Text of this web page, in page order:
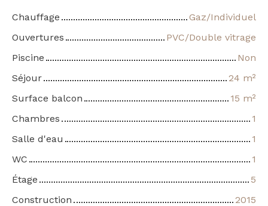
Chauffage
Gaz/Individuel
Ouvertures
PVC/Double vitrage
Piscine
Non
Séjour
24 m²
Surface balcon
15 m²
Chambres
1
Salle d'eau
1
WC
1
Étage
5
Construction
2015